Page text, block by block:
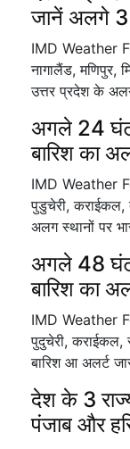
जानें अलगे 3
IMD Weather
नागालैंड, मणिपुर,
उत्तर प्रदेश के
अगले 24 घंटों
बारिश का
IMD Weather
पुडुचेरी,
अलग स्थानों पर
अगले 48 घंटों
बारिश का
IMD Weather
पुदुचेरी, कराईकल,
बारिश आ अलर्ट
देश के 3
पंजाब और